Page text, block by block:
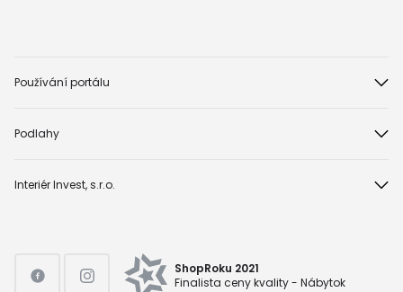
Používání portálu
Podlahy
Interiér Invest, s.r.o.
ShopRoku 2021
Finalista ceny kvality - Nábytok